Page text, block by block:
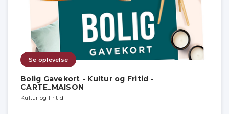
Se oplevelse
Bolig Gavekort - Kultur og Fritid -
CARTE_MAISON
Kultur og Fritid